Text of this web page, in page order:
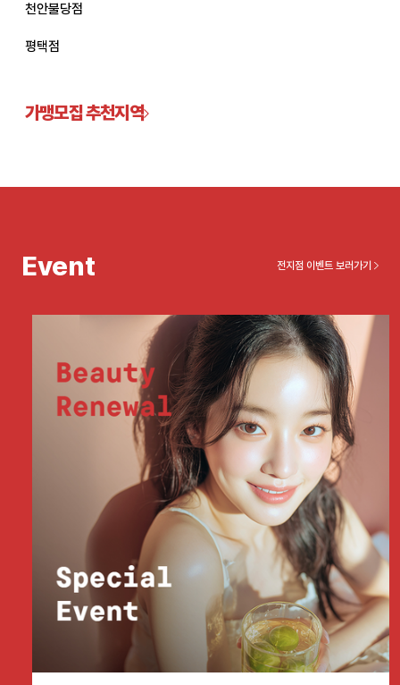
광주첨단점
노원점
분당점
신논현점
천안불당점
평택점
가맹모집 추천지역
Event 전지점 이벤트 보러가기